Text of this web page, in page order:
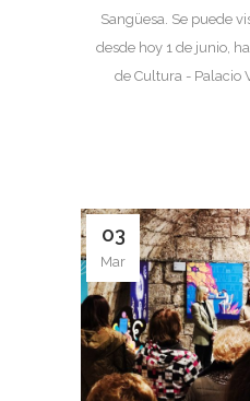
Sangüesa. Se puede
desde hoy 1 de junio,
03
Mar